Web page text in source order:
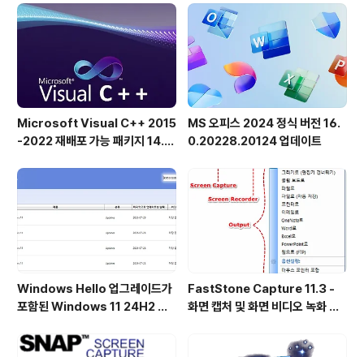
Microsoft Visual C++ 2015
-2022 재배포 가능 패키지 14.5
MS 오피스 2024 정식 버전 16.
0.20228.20124 업데이트
Windows Hello 업그레이드가
포함된 Windows 11 24H2 및
출시
FastStone Capture 11.3 -
화면 캡처 및 화면 비디오 녹화 도